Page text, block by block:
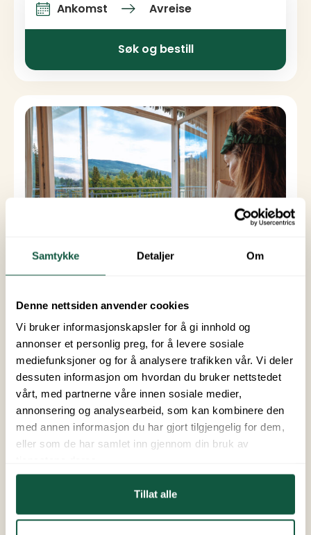
Samtykke Detaljer Om
Denne nettsiden anvender cookies
Vi bruker informasjonskapsler for å gi innhold og
annonser et personlig preg, for å levere sosiale
mediefunksjoner og for å analysere trafikken vår. Vi deler
dessuten informasjon om hvordan du bruker nettstedet
vårt, med partnerne våre innen sosiale medier,
annonsering og analysearbeid, som kan kombinere den
med annen informasjon du har gjort tilgjengelig for dem,
eller som de har samlet inn gjennom din bruk av
Tillat alle
Ankomst og avreise
Ankomst Avreise
Søk og bestill
Styltehytta
For 2 personer
Bo litt nærmere stjernene i den
sjarmerende styltehytta. Hytta er lys og
luftig, med privat bad med toalett og
dusj, og et lite hybelkjøkken. Føl at du bor i
naturen, med panoramautsikt over elva,